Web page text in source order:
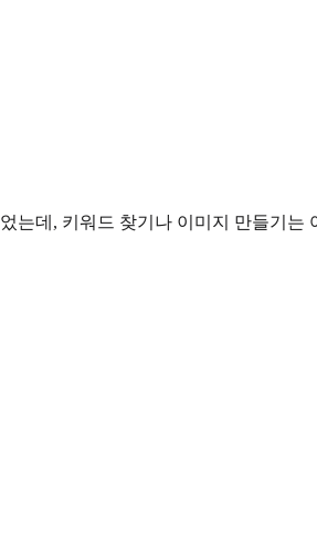
는데, 키워드 찾기나 이미지 만들기는